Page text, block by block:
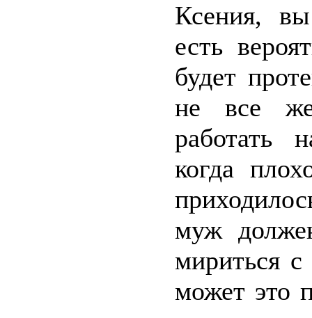
Ксения,
есть
будет
не все
работать
когда
муж
мириться
может это